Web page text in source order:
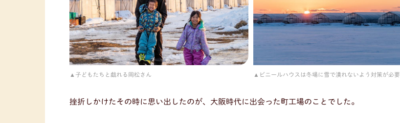
子どもたちと戯れる岡松さん ビニールハウスは冬場に雪で潰れないよう対策が必要
挫折しかけたその時に思い出したのが、大阪時代に出会った町工場のことでした。